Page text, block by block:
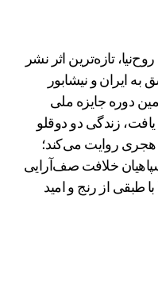
تازه‌ترین اثر نشر
به ایران و نیشابور
دوره جایزه ملی
زندگی دو دوقلو
روایت می‌کند؛
خلافت صف‌آرایی
طبقی از رنج و امید